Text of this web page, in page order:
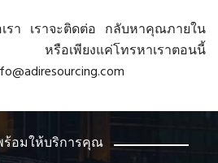
เรา เราจะติดต่อ กลับหาคุณภายใน
เพียงแค่โทรหาเราตอนนี้
ร้อมให้บริการคุณ